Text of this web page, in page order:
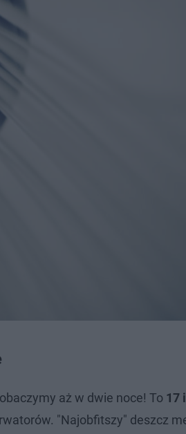
aż w dwie noce! To 17
"Najobfitszy" deszcz